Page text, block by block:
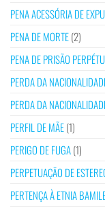
PENA ACESSÓRIA DE
PENA DE MORTE(2)
PENA DE PRISÃO
PERDA DA
PERDA DA
PERFIL DE MÃE(1)
PERIGO DE FUGA(1)
PERPETUAÇÃO DE
PERTENÇA À ETNIA